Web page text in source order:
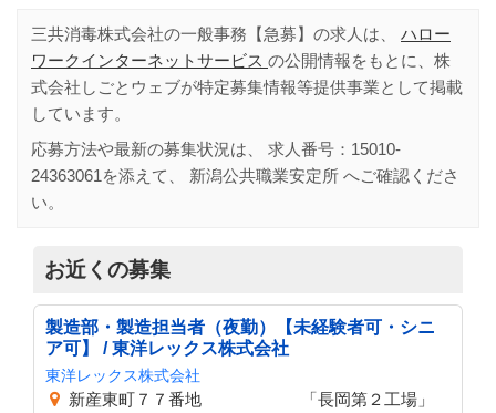
三共消毒株式会社の一般事務【急募】の求人は、 ハロー
ワークインターネットサービス の公開情報をもとに、株
式会社しごとウェブが特定募集情報等提供事業として掲載
しています。
応募方法や最新の募集状況は、 求人番号： 15010-
24363061 を添えて、 新潟公共職業安定所 へご確認くださ
い。
お近くの募集
製造部・製造担当者（夜勤）【未経験者可・シニ
ア可】 / 東洋レックス株式会社
東洋レックス株式会社
新産東町７７番地 「長岡第２工場」